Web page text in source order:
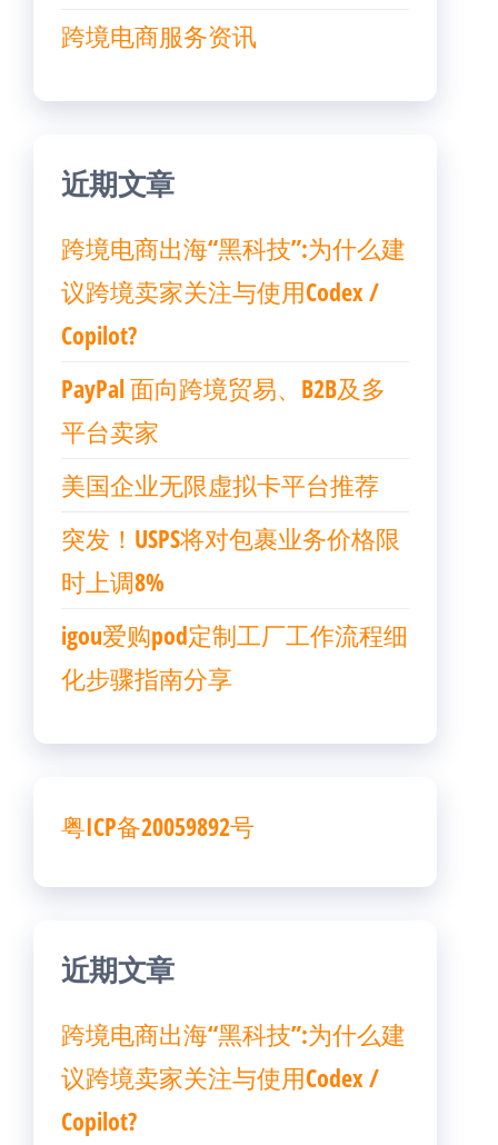
跨境电商服务资讯
近期文章
跨境电商出海“黑科技”:为什么建
议跨境卖家关注与使用Codex /
Copilot?
PayPal 面向跨境贸易、B2B及多
平台卖家
美国企业无限虚拟卡平台推荐
突发！USPS将对包裹业务价格限
时上调8%
igou爱购pod定制工厂工作流程细
化步骤指南分享
粤ICP备20059892号
近期文章
跨境电商出海“黑科技”:为什么建
议跨境卖家关注与使用Codex /
Copilot?